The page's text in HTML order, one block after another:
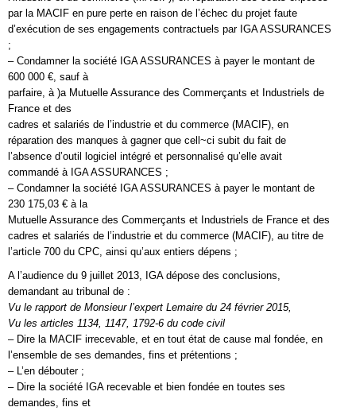
par la MACIF en pure perte en raison de l’échec du projet faute
d’exécution de ses engagements contractuels par IGA ASSURANCES
;
– Condamner la société IGA ASSURANCES à payer le montant de
600 000 €, sauf à
parfaire, à )a Mutuelle Assurance des Commerçants et Industriels de
France et des
cadres et salariés de l’industrie et du commerce (MACIF), en
réparation des manques à gagner que cell~ci subit du fait de
l’absence d’outil logiciel intégré et personnalisé qu’elle avait
commandé à IGA ASSURANCES ;
– Condamner la société IGA ASSURANCES à payer le montant de
230 175,03 € à la
Mutuelle Assurance des Commerçants et Industriels de France et des
cadres et salariés de l’industrie et du commerce (MACIF), au titre de
l’article 700 du CPC, ainsi qu’aux entiers dépens ;
A l’audience du 9 juillet 2013, IGA dépose des conclusions,
demandant au tribunal de :
Vu le rapport de Monsieur l’expert Lemaire du 24 février 2015,
Vu les articles 1134, 1147, 1792-6 du code civil
– Dire la MACIF irrecevable, et en tout état de cause mal fondée, en
l’ensemble de ses demandes, fins et prétentions ;
– L’en débouter ;
– Dire la société IGA recevable et bien fondée en toutes ses
demandes, fins et